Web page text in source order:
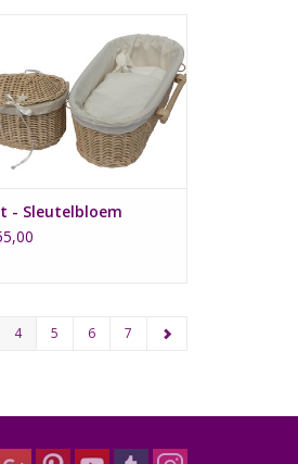
een ecru binnen rand en
ecru dekentje.
AAN WINKELWAGEN
- Sleutelbloem
4 5 6 7